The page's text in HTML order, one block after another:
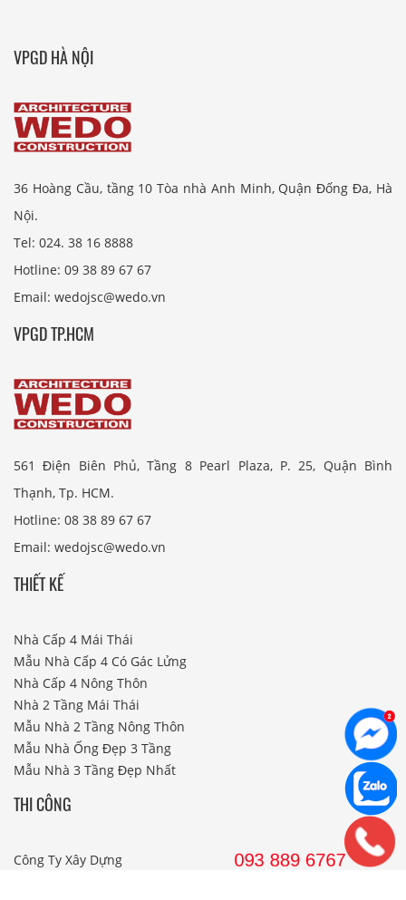
VPGD HÀ NỘI
36 Hoàng Cầu, tầng 10 Tòa nhà Anh Minh, Quận Đống Đa, Hà
Nội.
Tel: 024. 38 16 8888
Hotline: 09 38 89 67 67
Email: wedojsc@wedo.vn
VPGD TP.HCM
561 Điện Biên Phủ, Tầng 8 Pearl Plaza, P. 25, Quận Bình
Thạnh, Tp. HCM.
Hotline: 08 38 89 67 67
Email: wedojsc@wedo.vn
THIẾT KẾ
Nhà Cấp 4 Mái Thái
Mẫu Nhà Cấp 4 Có Gác Lửng
Nhà Cấp 4 Nông Thôn
Nhà 2 Tầng Mái Thái
Mẫu Nhà 2 Tầng Nông Thôn
Mẫu Nhà Ống Đẹp 3 Tầng
Mẫu Nhà 3 Tầng Đẹp Nhất
THI CÔNG
Công Ty Xây Dựng